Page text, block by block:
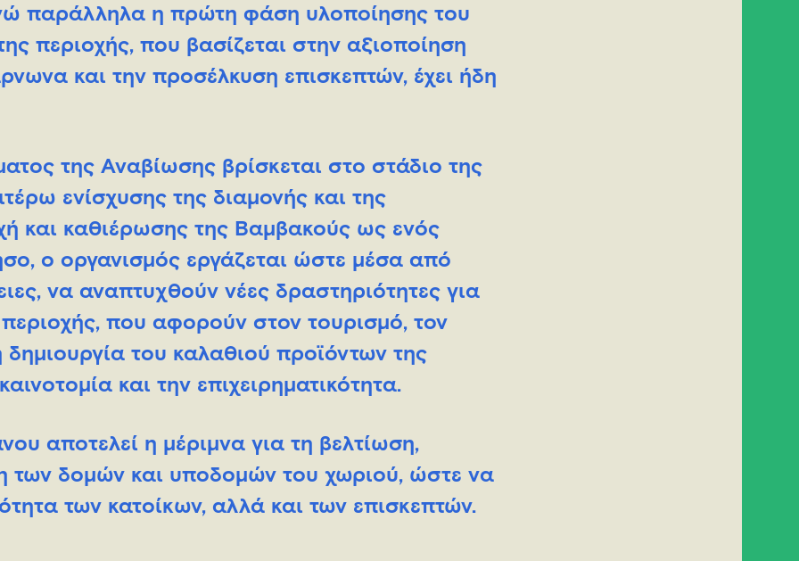
παράλληλα η πρώτη φάση υλοποίησης του
περιοχής, που βασίζεται στην αξιοποίηση
και την προσέλκυση επισκεπτών, έχει ήδη
της Αναβίωσης βρίσκεται στο στάδιο της
ενίσχυσης της διαμονής και της
και καθιέρωσης της Βαμβακούς ως ενός
o oργανισμός εργάζεται ώστε μέσα από
να αναπτυχθούν νέες δραστηριότητες για
που αφορούν στον τουρισμό, τον
δημιουργία του καλαθιού προϊόντων της
και την επιχειρηματικότητα.
αποτελεί η μέριμνα για τη βελτίωση,
των δομών και υποδομών του χωριού, ώστε να
των κατοίκων, αλλά και των επισκεπτών.